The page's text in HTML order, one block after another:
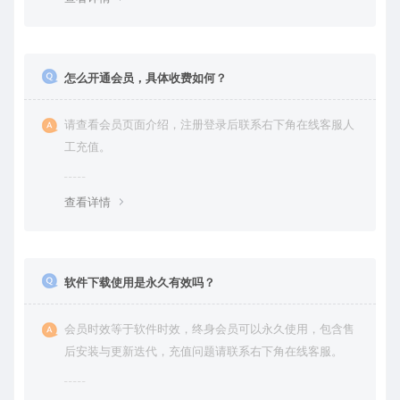
怎么开通会员，具体收费如何？
请查看会员页面介绍，注册登录后联系右下角在线客服人
工充值。
查看详情
软件下载使用是永久有效吗？
会员时效等于软件时效，终身会员可以永久使用，包含售
后安装与更新迭代，充值问题请联系右下角在线客服。